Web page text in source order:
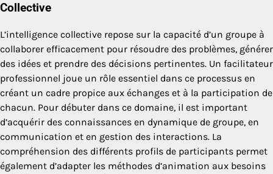
Collective
L’intelligence collective repose sur la capacité d’un groupe à
collaborer efficacement pour résoudre des problèmes, générer
des idées et prendre des décisions pertinentes. Un facilitateur
professionnel joue un rôle essentiel dans ce processus en
créant un cadre propice aux échanges et à la participation de
chacun. Pour débuter dans ce domaine, il est important
d’acquérir des connaissances en dynamique de groupe, en
communication et en gestion des interactions. La
compréhension des différents profils de participants permet
également d’adapter les méthodes d’animation aux besoins